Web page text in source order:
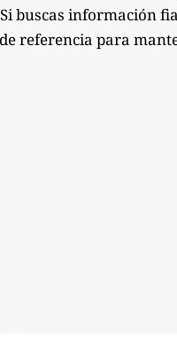
buscas información
referencia para